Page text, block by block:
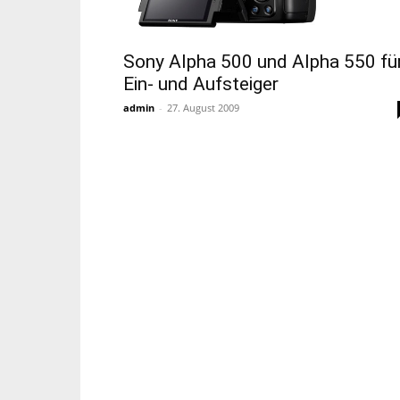
Sony Alpha 500 und Alpha 550
Ein- und Aufsteiger
admin - 27. August 2009